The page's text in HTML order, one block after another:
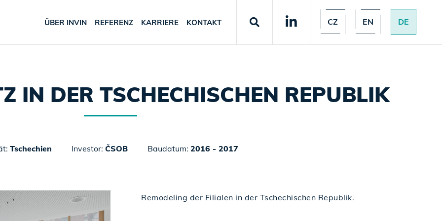
ÜBER INVIN REFERENZ KARRIERE KONTAKT CZ EN DE
IN DER TSCHECHISCHEN REPUBLIK
Tschechien Investor: ČSOB Baudatum: 2016 - 2017
Remodeling der Filialen in der Tschechischen Republik.